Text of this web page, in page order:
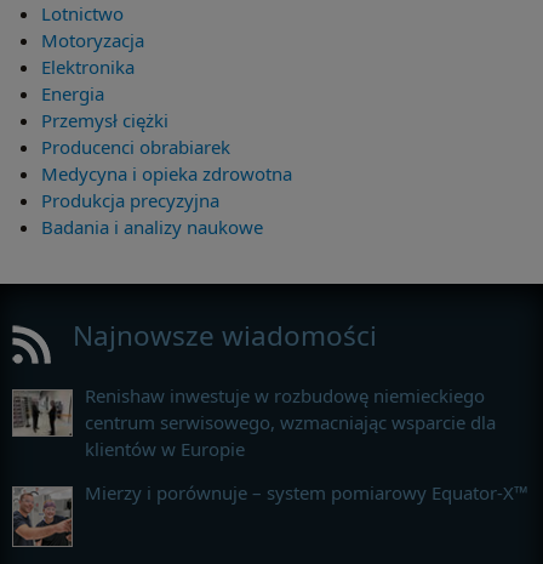
Lotnictwo
Motoryzacja
Elektronika
Energia
Przemysł ciężki
Producenci obrabiarek
Medycyna i opieka zdrowotna
Produkcja precyzyjna
Badania i analizy naukowe
Najnowsze wiadomości
Renishaw inwestuje w rozbudowę niemieckiego
centrum serwisowego, wzmacniając wsparcie dla
klientów w Europie
Mierzy i porównuje – system pomiarowy Equator-X™